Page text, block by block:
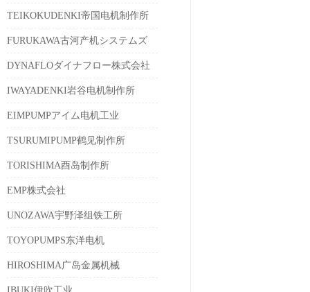
TEIKOKUDENKI帝国电机制作所
FURUKAWA古河产机システムズ
DYNAFLOダイナフロー株式会社
IWAYADENKI岩谷电机制作所
EIMPUMPアイム电机工业
TSURUMIPUMP鹤见制作所
TORISHIMA酉岛制作所
EMP株式会社
UNOZAWA宇野泽组铁工所
TOYOPUMPS东洋电机
HIROSHIMA广岛金属机械